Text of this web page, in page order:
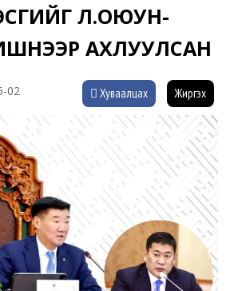
Л.ОЮУН-
АХЛУУЛСАН
02 Хуваалцах Жиргэх